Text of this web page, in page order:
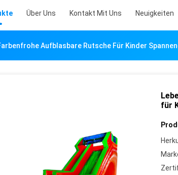
Über Uns Kontakt Mit Uns Neuigkeiten
Aufblasbare Rutsche Für Kinder
für